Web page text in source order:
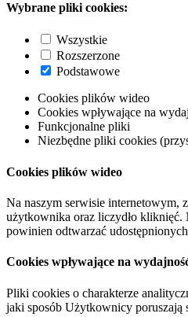
Wybrane pliki cookies:
Wszystkie
Rozszerzone
Podstawowe
Cookies plików wideo
Cookies wpływające na
Funkcjonalne pliki
Niezbędne pliki cookies
Cookies plików wideo
Na naszym serwisie internetowym,
użytkownika oraz liczydło kliknięć.
powinien odtwarzać
Cookies wpływające na
Pliki cookies o charakterze
jaki sposób Użytkownicy poruszają